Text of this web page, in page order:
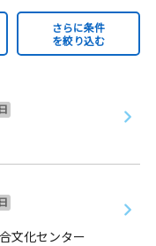
さらに条件
を絞り込む
日
日
文化センター